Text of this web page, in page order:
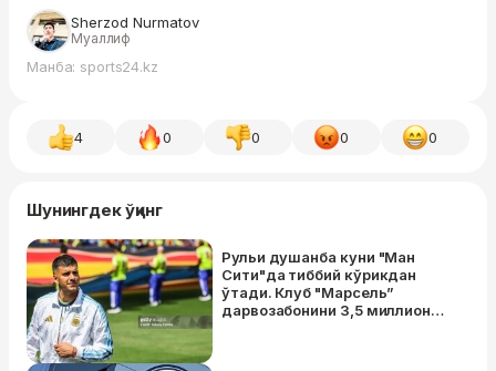
Sherzod Nurmatov
Муаллиф
Манба: sports24.kz
4 0 0 0 0
Шунингдек ўқинг
Рульи душанба куни "Ман
Сити"да тиббий кўрикдан
ўтади. Клуб "Марсель”
дарвозабонини 3,5 миллион